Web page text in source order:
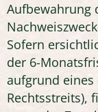
Aufbewahrung
Sofern
der 6-
aufgrund
Rechtsstreits),